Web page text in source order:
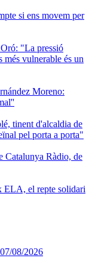
si ens movem per
"La pressió
vulnerable és un
Moreno:
tinent d'alcaldia de
pel porta a porta"
Catalunya Ràdio, de
ELA, el repte solidari
08/2026